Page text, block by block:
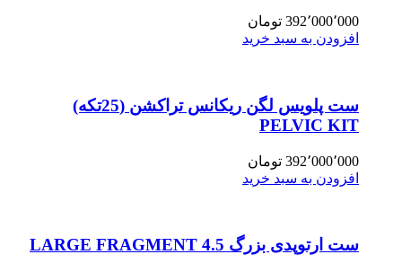
392٬000٬000 تومان
افزودن به سبد خرید
ست پلویس لگن ریکانس تراکشن (25تکه)
PELVIC KIT
392٬000٬000 تومان
افزودن به سبد خرید
ست ارتوپدی بزرگ 4.5 LARGE FRAGMENT